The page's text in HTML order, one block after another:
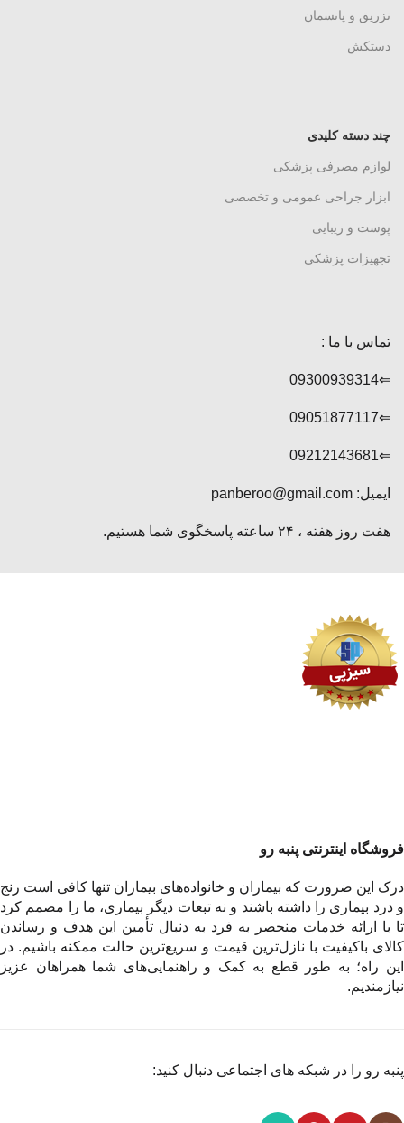
تزریق و پانسمان
دستکش
چند دسته کلیدی
لوازم مصرفی پزشکی
ابزار جراحی عمومی و تخصصی
پوست و زیبایی
تجهیزات پزشکی
تماس با ما :
⇐09300939314
⇐09051877117
⇐09212143681
ایمیل: panberoo@gmail.com
هفت روز هفته ، ۲۴ ساعته پاسخگوی شما هستیم.
فروشگاه اینترنتی پنبه رو
درک این ضرورت که بیماران و خانواده‌های بیماران تنها کافی است رنج
و درد بیماری را داشته باشند و نه تبعات دیگر بیماری، ما را مصمم کرد
تا با ارائه خدمات منحصر به فرد به دنبال تأمین این هدف و رساندن
کالای باکیفیت با نازل‌ترین قیمت و سریع‌ترین حالت ممکنه باشیم. در
این راه؛ به طور قطع به کمک و راهنمایی‌های شما همراهان عزیز
نیازمندیم.
پنبه رو را در شبکه های اجتماعی دنبال کنید: